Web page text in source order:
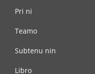
Pri ni
Teamo
Subtenu nin
Libro